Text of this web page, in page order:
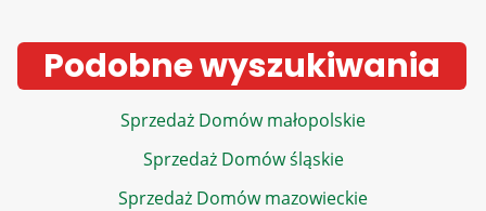
Podobne wyszukiwania
Sprzedaż Domów małopolskie
Sprzedaż Domów śląskie
Sprzedaż Domów mazowieckie